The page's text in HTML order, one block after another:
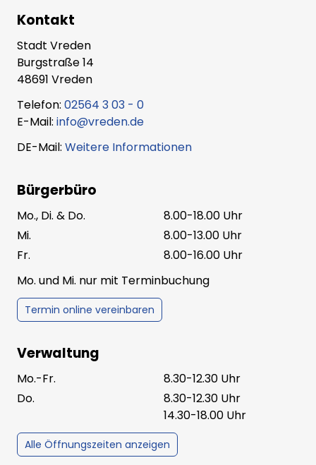
Kontakt
Stadt Vreden
Burgstraße 14
48691 Vreden
Telefon: 02564 3 03 - 0
E-Mail: info@vreden.de
DE-Mail: Weitere Informationen
Bürgerbüro
Mo., Di. & Do.
8.00-18.00 Uhr
Mi.
8.00-13.00 Uhr
Fr.
8.00-16.00 Uhr
Mo. und Mi. nur mit Terminbuchung
Termin online vereinbaren
Verwaltung
Mo.-Fr.
8.30-12.30 Uhr
Do.
8.30-12.30 Uhr
14.30-18.00 Uhr
Alle Öffnungszeiten anzeigen